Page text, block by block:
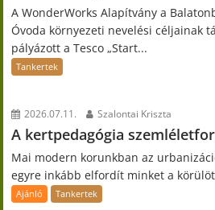
A WonderWorks Alapítvány a
Óvoda környezeti nevelési céljainak
pályázott a Tesco „Start...
Tankertek
2026.07.11. Szalontai Kriszta
A kertpedagógia
Mai modern korunkban az
egyre inkább elfordít minket a
Ajánló Tankertek